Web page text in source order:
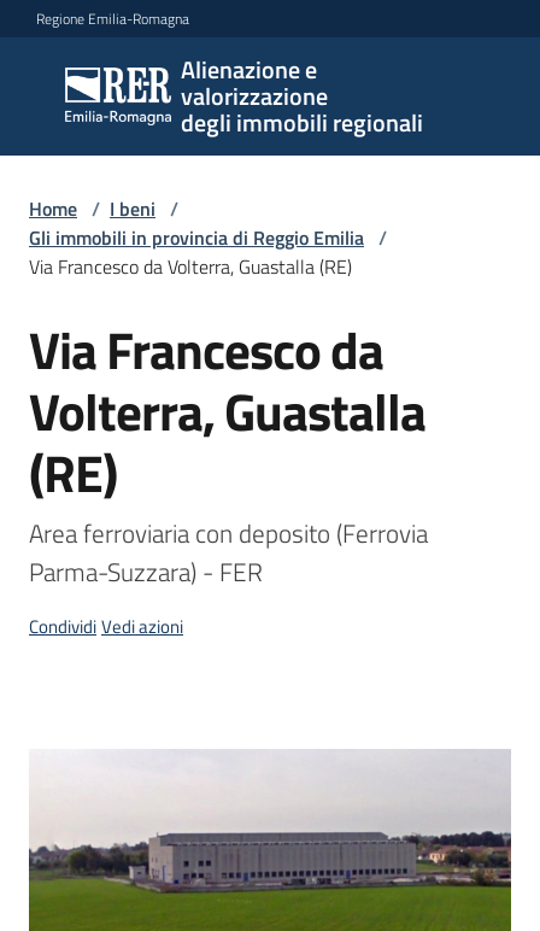
Vai al contenuto
Vai alla navigazione
Vai al footer
Regione Emilia-Romagna
Alienazione e
valorizzazione
degli immobili regionali
Alienazione e
valorizzazione
degli immobili
I
Menu selezionato
Il
piano
Le
politiche
Come
fare
per
Home / I beni /
Gli immobili in provincia di Reggio Emilia /
Via Francesco da Volterra, Guastalla (RE)
Salta al contenuto
Via Francesco da
Volterra, Guastalla
(RE)
Area ferroviaria con deposito (Ferrovia
Parma-Suzzara) - FER
CondividiVedi azioni
Descrizione